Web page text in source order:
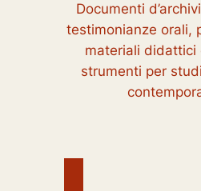
Documenti
testimonianze orali,
materiali didattici
strumenti per